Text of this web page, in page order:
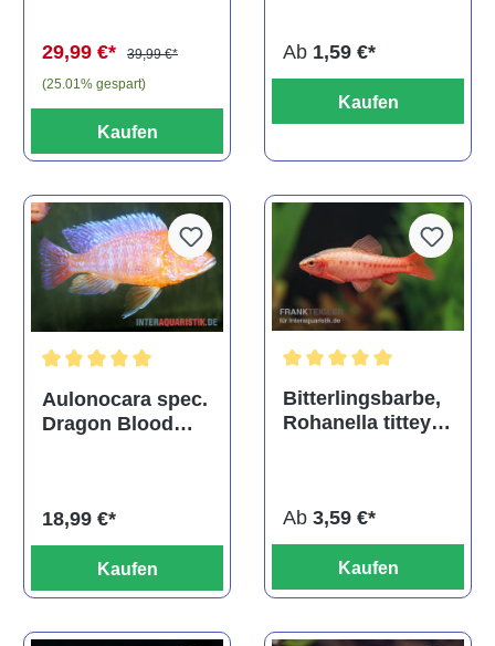
29,99 €*
39,99 €*
(25.01% gespart)
Kaufen
Ab 1,59 €*
Kaufen
Durchschnittliche Bewertung von 5 von 5 Sternen
Aulonocara spec.
Dragon Blood
18,99 €*
Kaufen
Bitterlingsbarbe,
Rohanella titteya,
Ab 3,59 €*
Kaufen